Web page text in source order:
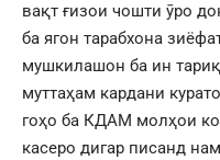
вақт ғизои чошти ӯро
ба ягон тарабхона
мушкилашон ба ин
муттаҳам кардани
гоҳо ба КДАМ молҳои
касеро дигар писанд